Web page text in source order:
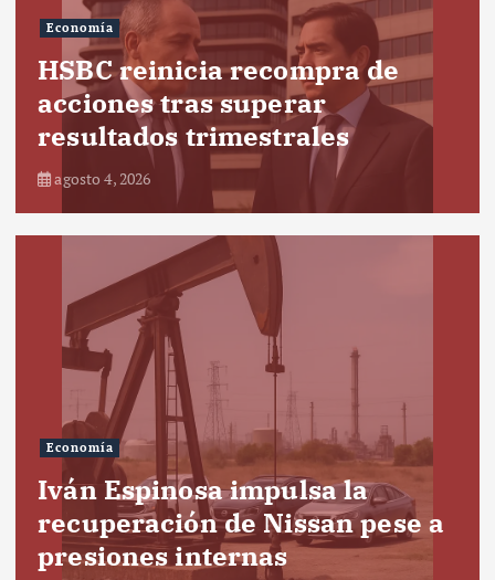
Economía
HSBC reinicia recompra de
acciones tras superar
resultados trimestrales
agosto 4, 2026
Economía
Iván Espinosa impulsa la
recuperación de Nissan pese a
presiones internas